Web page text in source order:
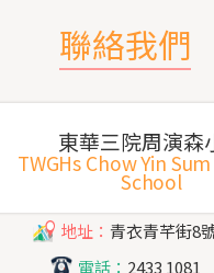
聯絡我們
東華三院周演森
TWGHs Chow Yin
School
地址： 青衣青芊街8
電話： 2433 1081